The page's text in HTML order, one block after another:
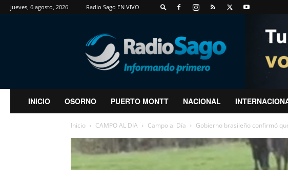
jueves, 6 agosto, 2026 Radio Sago EN VIVO
RadioSago
INICIO OSORNO PUERTO MONTT NACIONAL
Inicio CAMPO AL DIA Campo al Día Gobierno brasileño confirmó